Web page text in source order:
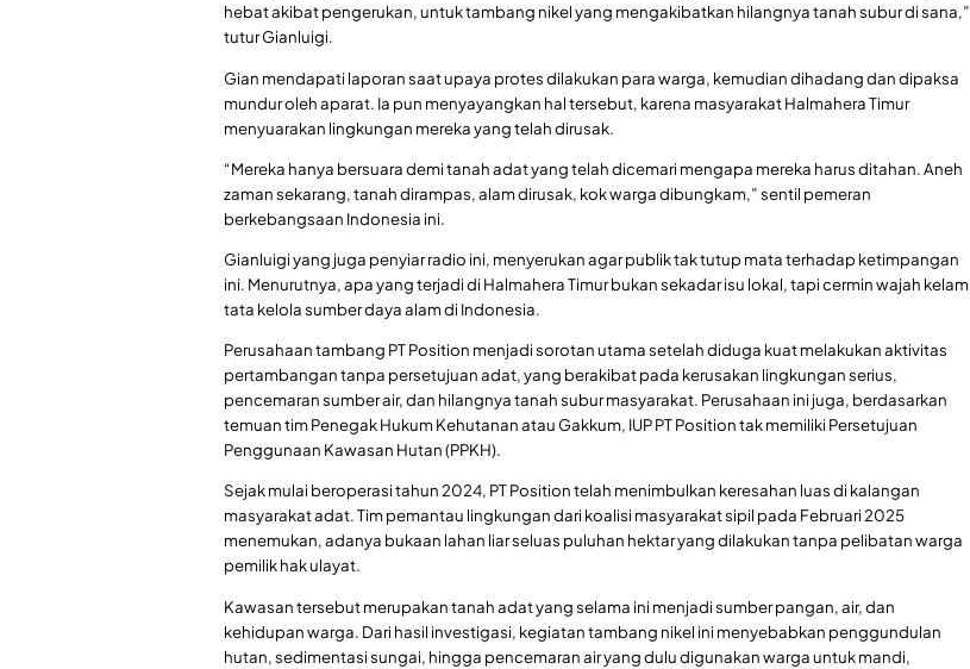
hebat akibat pengerukan, untuk tambang nikel yang mengakibatkan hilangnya tanah subur di sana,”
tutur Gianluigi.
Gian mendapati laporan saat upaya protes dilakukan para warga, kemudian dihadang dan dipaksa
mundur oleh aparat. Ia pun menyayangkan hal tersebut, karena masyarakat Halmahera Timur
menyuarakan lingkungan mereka yang telah dirusak.
“Mereka hanya bersuara demi tanah adat yang telah dicemari mengapa mereka harus ditahan. Aneh
zaman sekarang, tanah dirampas, alam dirusak, kok warga dibungkam,” sentil pemeran
berkebangsaan Indonesia ini.
Gianluigi yang juga penyiar radio ini, menyerukan agar publik tak tutup mata terhadap ketimpangan
ini. Menurutnya, apa yang terjadi di Halmahera Timur bukan sekadar isu lokal, tapi cermin wajah kelam
tata kelola sumber daya alam di Indonesia.
Perusahaan tambang PT Position menjadi sorotan utama setelah diduga kuat melakukan aktivitas
pertambangan tanpa persetujuan adat, yang berakibat pada kerusakan lingkungan serius,
pencemaran sumber air, dan hilangnya tanah subur masyarakat. Perusahaan ini juga, berdasarkan
temuan tim Penegak Hukum Kehutanan atau Gakkum, IUP PT Position tak memiliki Persetujuan
Penggunaan Kawasan Hutan (PPKH).
Sejak mulai beroperasi tahun 2024, PT Position telah menimbulkan keresahan luas di kalangan
masyarakat adat. Tim pemantau lingkungan dari koalisi masyarakat sipil pada Februari 2025
menemukan, adanya bukaan lahan liar seluas puluhan hektar yang dilakukan tanpa pelibatan warga
pemilik hak ulayat.
Kawasan tersebut merupakan tanah adat yang selama ini menjadi sumber pangan, air, dan
kehidupan warga. Dari hasil investigasi, kegiatan tambang nikel ini menyebabkan penggundulan
hutan, sedimentasi sungai, hingga pencemaran air yang dulu digunakan warga untuk mandi,